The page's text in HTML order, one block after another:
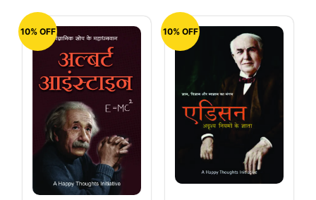
10% OFF 10% OFF